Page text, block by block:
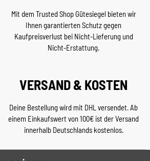
Mit dem Trusted Shop Gütesiegel bieten wir
Ihnen garantierten Schutz gegen
Kaufpreisverlust bei Nicht-Lieferung und
Nicht-Erstattung.
VERSAND & KOSTEN
Deine Bestellung wird mit DHL versendet. Ab
einem Einkaufswert von 100€ ist der Versand
innerhalb Deutschlands kostenlos.